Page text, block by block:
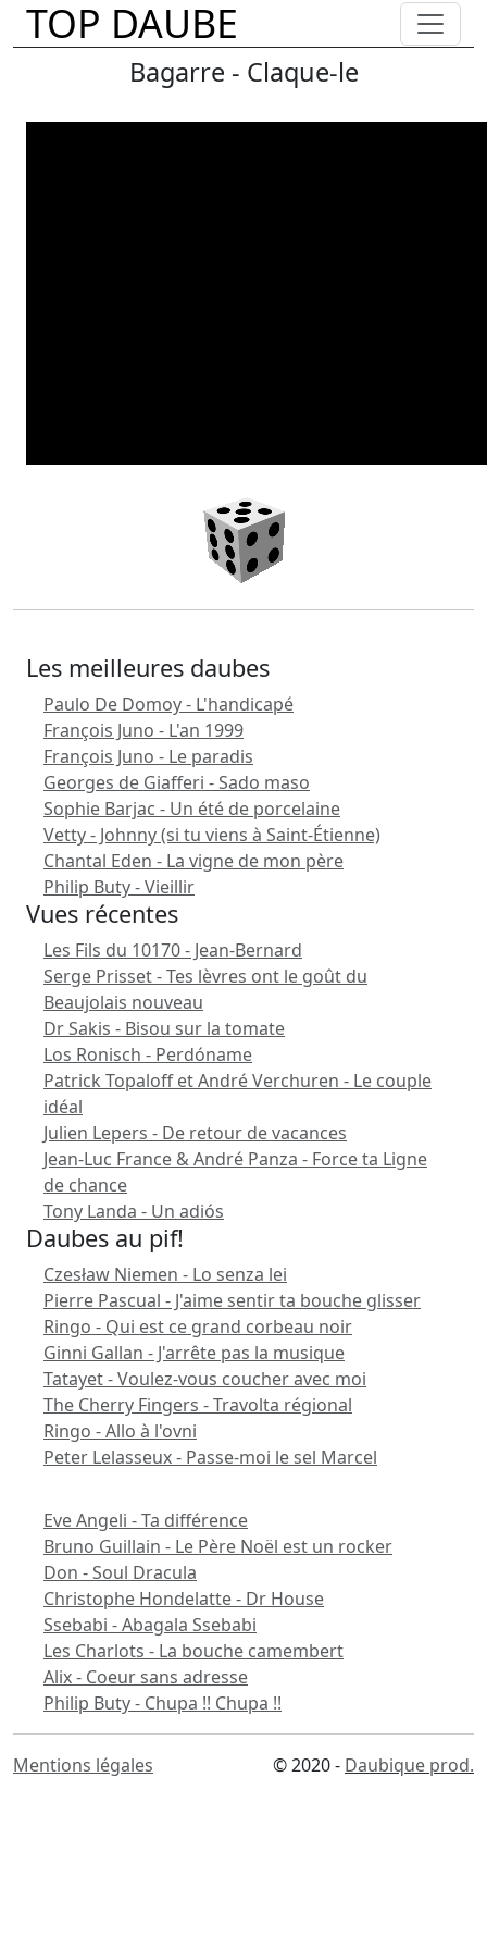
TOP DAUBE
Bagarre - Claque-le
Les meilleures daubes
Paulo De Domoy - L'handicapé
François Juno - L'an 1999
François Juno - Le paradis
Georges de Giafferi - Sado maso
Sophie Barjac - Un été de porcelaine
Vetty - Johnny (si tu viens à Saint-Étienne)
Chantal Eden - La vigne de mon père
Philip Buty - Vieillir
Vues récentes
Les Fils du 10170 - Jean-Bernard
Serge Prisset - Tes lèvres ont le goût du
Beaujolais nouveau
Dr Sakis - Bisou sur la tomate
Los Ronisch - Perdóname
Patrick Topaloff et André Verchuren - Le couple
idéal
Julien Lepers - De retour de vacances
Jean-Luc France & André Panza - Force ta Ligne
de chance
Tony Landa - Un adiós
Daubes au pif!
Czesław Niemen - Lo senza lei
Pierre Pascual - J'aime sentir ta bouche glisser
Ringo - Qui est ce grand corbeau noir
Ginni Gallan - J'arrête pas la musique
Tatayet - Voulez-vous coucher avec moi
The Cherry Fingers - Travolta régional
Ringo - Allo à l'ovni
Peter Lelasseux - Passe-moi le sel Marcel
Eve Angeli - Ta différence
Bruno Guillain - Le Père Noël est un rocker
Don - Soul Dracula
Christophe Hondelatte - Dr House
Ssebabi - Abagala Ssebabi
Les Charlots - La bouche camembert
Alix - Coeur sans adresse
Philip Buty - Chupa !! Chupa !!
Mentions légales © 2020 - Daubique prod.